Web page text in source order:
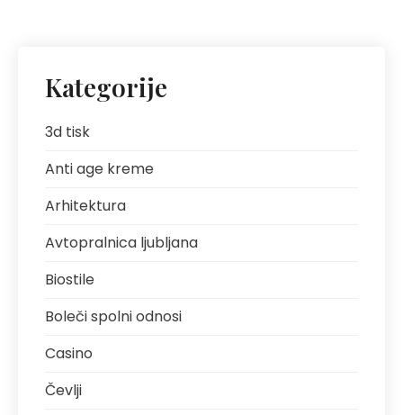
Kategorije
3d tisk
Anti age kreme
Arhitektura
Avtopralnica ljubljana
Biostile
Boleči spolni odnosi
Casino
Čevlji